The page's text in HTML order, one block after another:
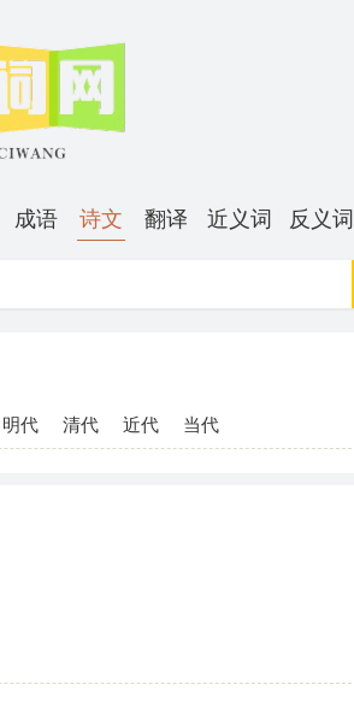
成语 诗文 翻译 近义词 反义词
明代 清代 近代 当代